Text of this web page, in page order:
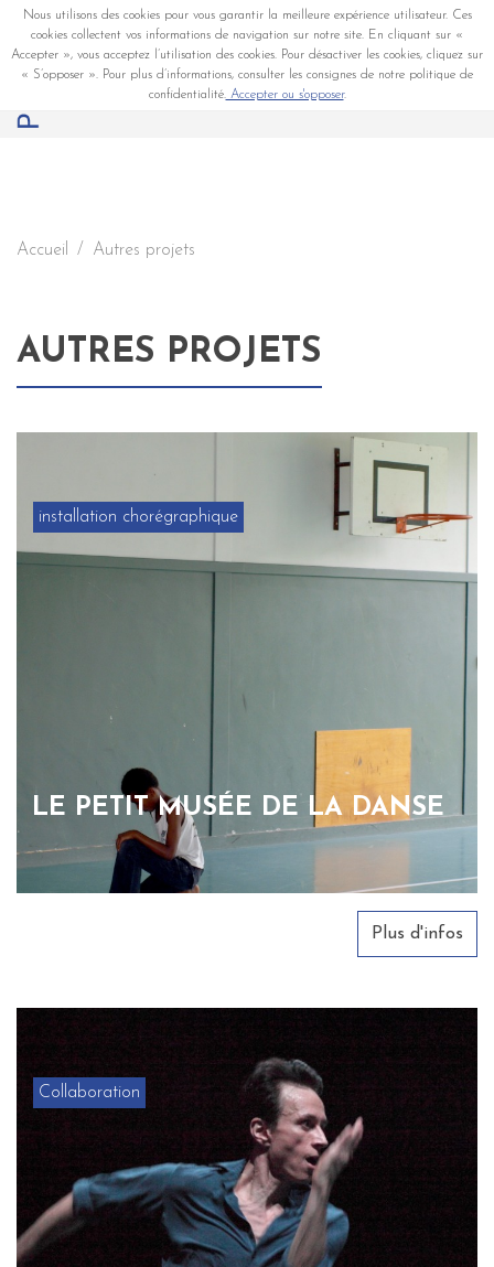
Nous utilisons des cookies pour vous garantir la meilleure expérience utilisateur. Ces
cookies collectent vos informations de navigation sur notre site. En cliquant sur «
Accepter », vous acceptez l’utilisation des cookies. Pour désactiver les cookies, cliquez sur
« S’opposer ». Pour plus d’informations, consulter les consignes de notre politique de
confidentialité.Accepter ou s'opposer.
Accueil Autres projets
AUTRES PROJETS
LE PETIT MUSÉE DE LA DANSE
installation chorégraphique
Plus d'infos
Collaboration